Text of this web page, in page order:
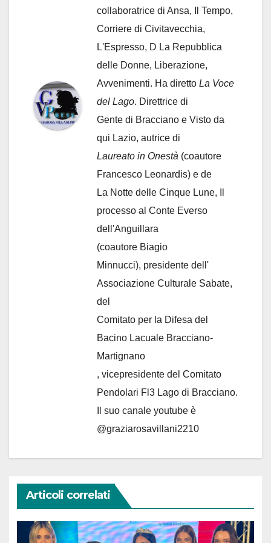
collaboratrice di Ansa, Il Tempo,
Corriere di Civitavecchia,
L'Espresso, D La Repubblica
delle Donne, Liberazione,
Avvenimenti. Ha diretto La Voce
del Lago. Direttrice di
Gente di Bracciano e Visto da
qui Lazio, autrice di
Laureato in Onestà (coautore
Francesco Leonardis) e de
La Notte delle Cinque Lune, Il
processo al Conte Everso
dell'Anguillara
(coautore Biagio
Minnucci), presidente dell'
Associazione Culturale Sabate,
del
Comitato per la Difesa del
Bacino Lacuale Bracciano-
Martignano
, vicepresidente del Comitato
Pendolari Fl3 Lago di Bracciano.
Il suo canale youtube è
@graziarosavillani2210
Articoli correlati